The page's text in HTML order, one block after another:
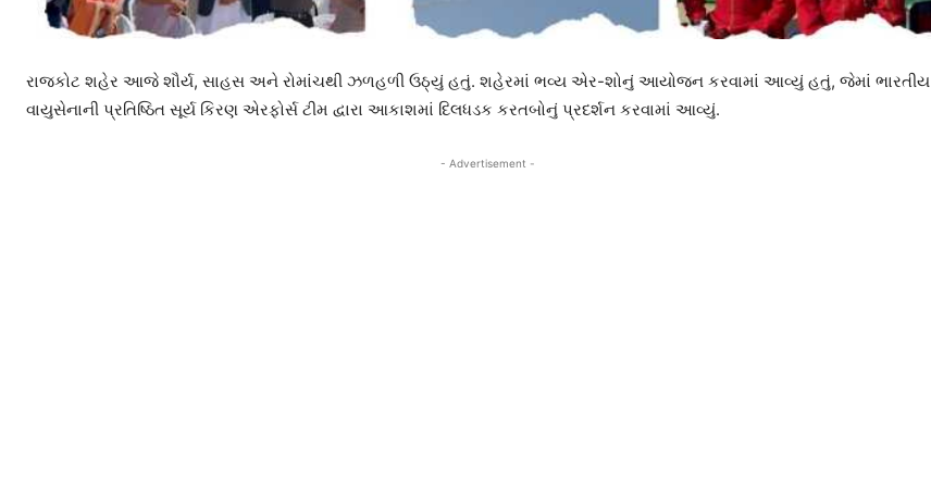
રાજકોટ શહેર આજે શૌર્ય, સાહસ અને રોમાંચથી ઝળહળી ઉઠ્યું હતું. શહેરમાં ભવ્ય એર-શોનું આયોજન કરવામાં આવ્યું હતું, જેમાં ભારતીય
વાયુસેનાની પ્રતિષ્ઠિત સૂર્ય કિરણ એરફોર્સ ટીમ દ્વારા આકાશમાં દિલધડક કરતબોનું પ્રદર્શન કરવામાં આવ્યું.
- Advertisement -